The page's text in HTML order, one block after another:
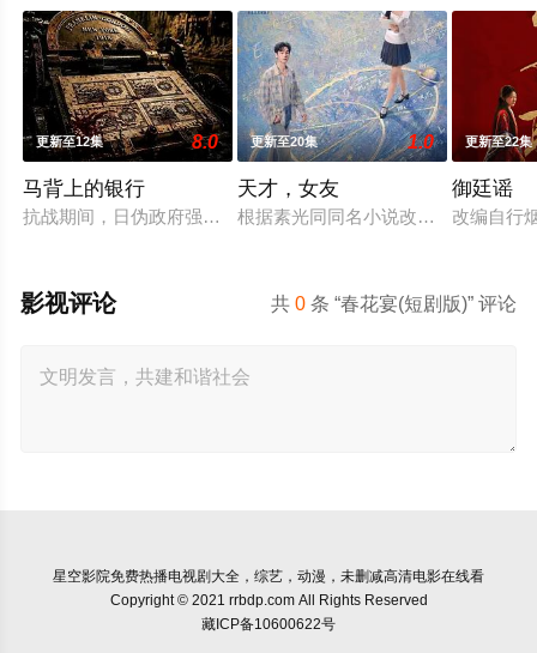
更新至12集 8.0
马背上的银行
抗战期间，日伪政府强行推广、使用由“中国准备银行”发行的
更新至20集 1.0
天才，女友
根据素光同同名小说改编。江逾白长
更新至22集
御廷谣
改编自行
共0 条 “春花宴(短剧版)” 评论
影视评论
星空影院免费热播电视剧大全，综艺，动漫，未删减高清电影在线看
Copyright © 2021 rrbdp.com All Rights Reserved
藏ICP备10600622号